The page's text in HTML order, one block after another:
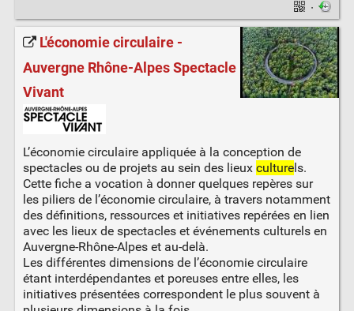
·
L'économie circulaire -
Auvergne Rhône-Alpes Spectacle
Vivant
L’économie circulaire appliquée à la conception de
spectacles ou de projets au sein des lieux culturels.
Cette fiche a vocation à donner quelques repères sur
les piliers de l’économie circulaire, à travers notamment
des définitions, ressources et initiatives repérées en lien
avec les lieux de spectacles et événements culturels en
Auvergne-Rhône-Alpes et au-delà.
Les différentes dimensions de l’économie circulaire
étant interdépendantes et poreuses entre elles, les
initiatives présentées correspondent le plus souvent à